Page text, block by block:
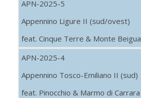
APN-2025-5
Appennino Ligure II (sud/ovest)
feat. Cinque Terre & Monte Beigua
APN-2025-4
Appennino Tosco-Emiliano II (sud)
feat. Pinocchio & Marmo di Carrara